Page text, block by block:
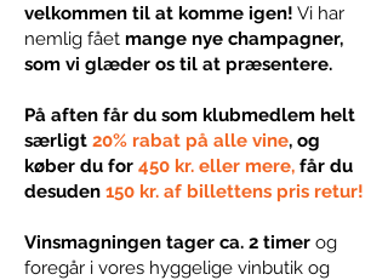
velkommen til at komme igen! Vi har
nemlig fået mange nye champagner,
som vi glæder os til at præsentere.
På aften får du som klubmedlem helt
særligt 20% rabat på alle vine, og
køber du for 450 kr. eller mere, får du
desuden 150 kr. af billettens pris retur!
Vinsmagningen tager ca. 2 timer og
foregår i vores hyggelige vinbutik og